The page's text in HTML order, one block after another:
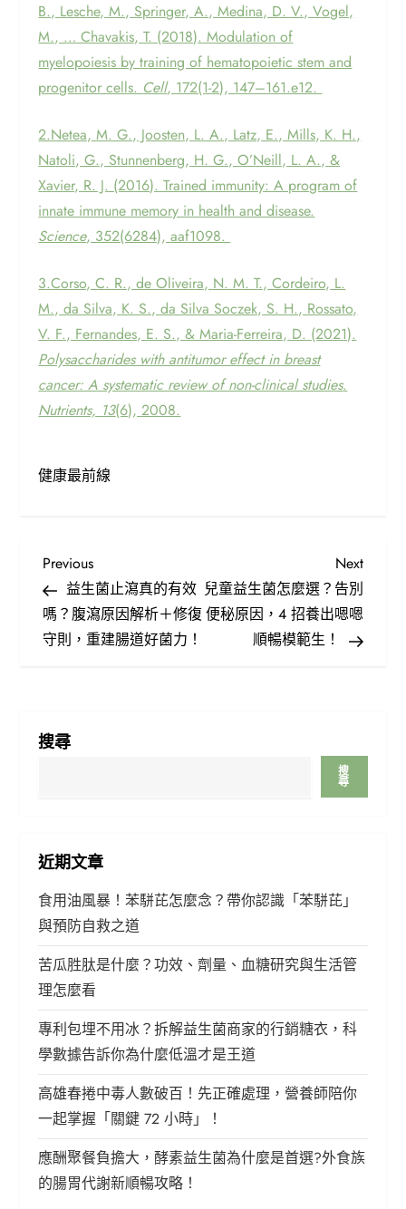
B., Lesche, M., Springer, A., Medina, D. V., Vogel,
M., … Chavakis, T. (2018). Modulation of
myelopoiesis by training of hematopoietic stem and
progenitor cells. Cell, 172(1-2), 147–161.e12.
2.Netea, M. G., Joosten, L. A., Latz, E., Mills, K. H.,
Natoli, G., Stunnenberg, H. G., O’Neill, L. A., &
Xavier, R. J. (2016). Trained immunity: A program of
innate immune memory in health and disease.
Science, 352(6284), aaf1098.
3.Corso, C. R., de Oliveira, N. M. T., Cordeiro, L.
M., da Silva, K. S., da Silva Soczek, S. H., Rossato,
V. F., Fernandes, E. S., & Maria-Ferreira, D. (2021).
Polysaccharides with antitumor effect in breast
cancer: A systematic review of non-clinical studies.
Nutrients, 13(6), 2008.
健康最前線
文
章
導
Previous
Post
Previous
益生菌止瀉真的有效
嗎？腹瀉原因解析＋修復
守則，重建腸道好菌力！
Next
Post
Next
兒童益生菌怎麼選？告別
便秘原因，4 招養出嗯嗯
順暢模範生！
搜尋
搜
尋
近期文章
食用油風暴！苯駢芘怎麼念？帶你認識「苯駢芘」
與預防自救之道
苦瓜胜肽是什麼？功效、劑量、血糖研究與生活管
理怎麼看
專利包埋不用冰？拆解益生菌商家的行銷糖衣，科
學數據告訴你為什麼低溫才是王道
高雄春捲中毒人數破百！先正確處理，營養師陪你
一起掌握「關鍵 72 小時」！
應酬聚餐負擔大，酵素益生菌為什麼是首選?外食族
的腸胃代謝新順暢攻略！